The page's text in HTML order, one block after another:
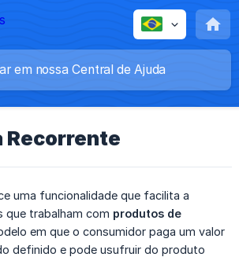
Recorrente
uma funcionalidade que facilita a
que trabalham com produtos de
em que o consumidor paga um valor
definido e pode usufruir do produto